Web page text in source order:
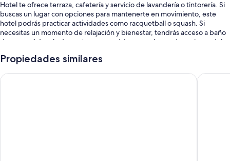
Hotel te ofrece terraza, cafetería y servicio de lavandería o tintorería. Si
buscas un lugar con opciones para mantenerte en movimiento, este
hotel podrás practicar actividades como racquetball o squash. Si
necesitas un momento de relajación y bienestar, tendrás acceso a baño
de vapor. Además de contar con servicios como bar y gimnasio, podrás
Estos son algunos servicios adicionales:
Propiedades similares
Pinnacle Hotel Harbourfront Coast